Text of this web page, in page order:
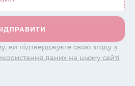
ви підтверджуєте свою згоду з
даних на цьому сайті